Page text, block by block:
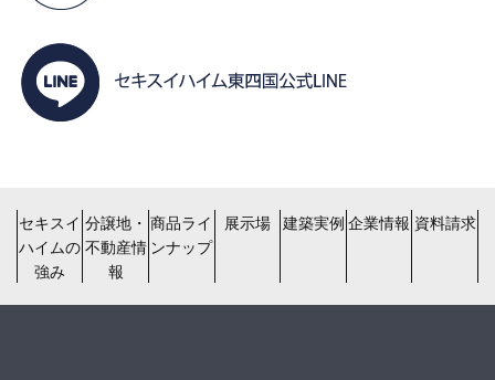
セキスイ
ハイムの
強み
分譲地・
不動産情
報
商品ライ
ンナップ
展示場 建築実例 企業情報 資料請求